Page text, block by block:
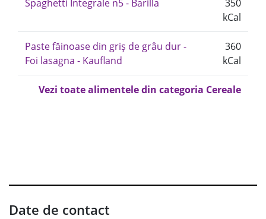
Spaghetti Integrale n5 - Barilla
350
kCal
Paste făinoase din griș de grâu dur -
Foi lasagna - Kaufland
360
kCal
Vezi toate alimentele din categoria Cereale
Date de contact